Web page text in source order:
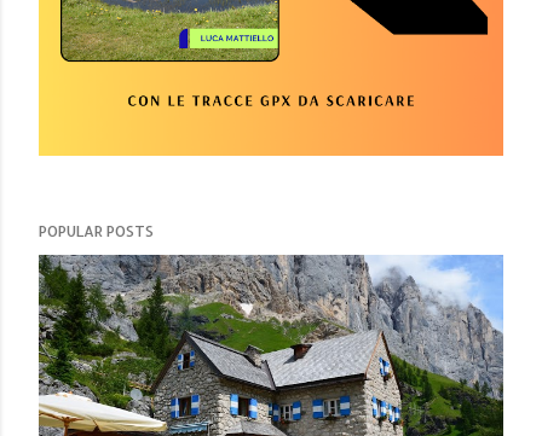
POPULAR POSTS